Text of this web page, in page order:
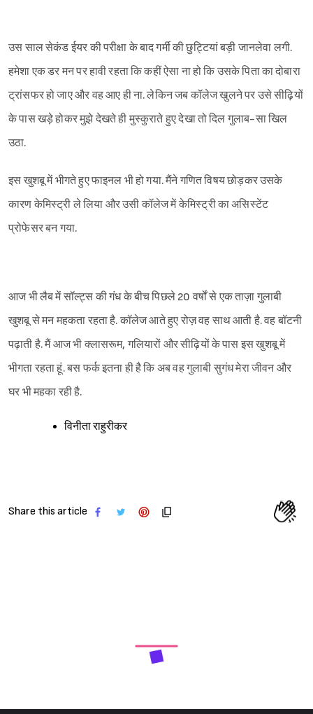
उस साल सेकंड ईयर की परीक्षा के बाद गर्मी की छुट्टियां बड़ी जानलेवा लगी.
हमेशा एक डर मन पर हावी रहता कि कहीं ऐसा ना हो कि उसके पिता का दोबारा
ट्रांसफर हो जाए और वह आए ही ना. लेकिन जब कॉलेज खुलने पर उसे सीढ़ियों
के पास खड़े होकर मुझे देखते ही मुस्कुराते हुए देखा तो दिल गुलाब-सा खिल
उठा.
इस खुशबू में भीगते हुए फाइनल भी हो गया. मैंने गणित विषय छोड़कर उसके
कारण केमिस्ट्री ले लिया और उसी कॉलेज में केमिस्ट्री का असिस्टेंट
प्रोफेसर बन गया.
आज भी लैब में सॉल्ट्स की गंध के बीच पिछले 20 वर्षों से एक ताज़ा गुलाबी
खुशबू से मन महकता रहता है. कॉलेज आते हुए रोज़ वह साथ आती है. वह बॉटनी
पढ़ाती है. मैं आज भी क्लासरूम, गलियारों और सीढ़ियों के पास इस खुशबू में
भीगता रहता हूं. बस फर्क इतना ही है कि अब वह गुलाबी सुगंध मेरा जीवन और
घर भी महका रही है.
विनीता राहुरीकर
Share this article